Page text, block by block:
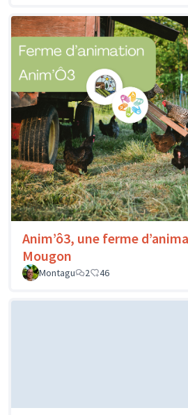
Anim’ô3, une ferme
Mougon
Montagu
2 46